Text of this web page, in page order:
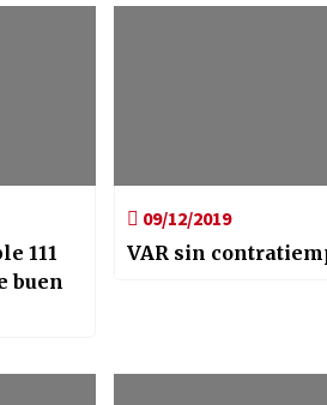
111
buen
09/12/2019
VAR sin